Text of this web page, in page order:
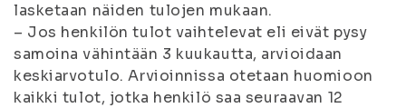
lasketaan näiden tulojen mukaan.
– Jos henkilön tulot vaihtelevat eli eivät pysy
samoina vähintään 3 kuukautta, arvioidaan
keskiarvotulo. Arvioinnissa otetaan huomioon
kaikki tulot, jotka henkilö saa seuraavan 12